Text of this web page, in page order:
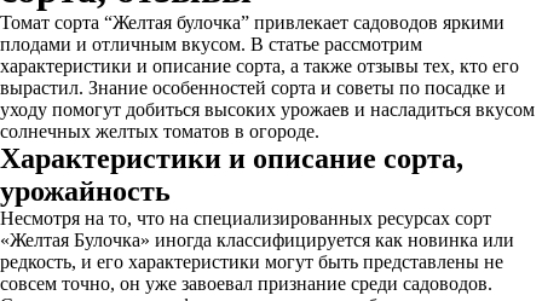
Томат сорта “Желтая булочка” привлекает садоводов яркими
плодами и отличным вкусом. В статье рассмотрим
характеристики и описание сорта, а также отзывы тех, кто его
вырастил. Знание особенностей сорта и советы по посадке и
уходу помогут добиться высоких урожаев и насладиться вкусом
солнечных желтых томатов в огороде.
Характеристики и описание сорта,
урожайность
Несмотря на то, что на специализированных ресурсах сорт
«Желтая Булочка» иногда классифицируется как новинка или
редкость, и его характеристики могут быть представлены не
совсем точно, он уже завоевал признание среди садоводов.